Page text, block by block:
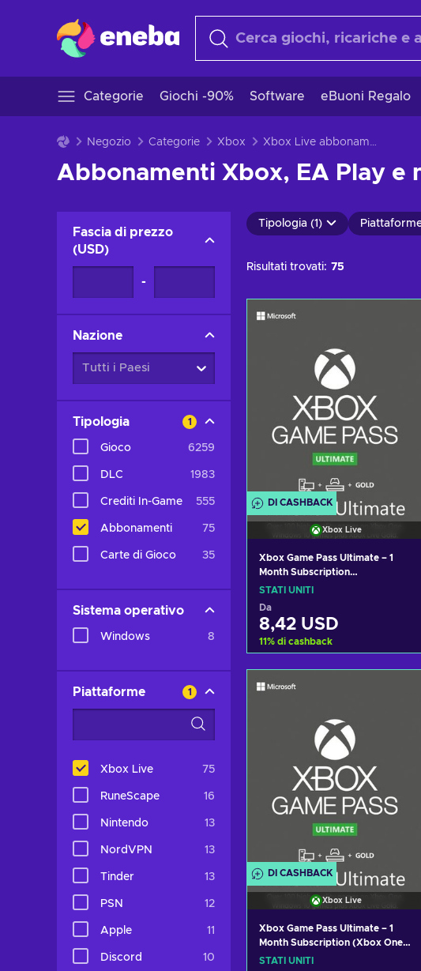
Categorie Giochi -90% Software eBuoni Regalo
Negozio Categorie Xbox Xbox Live abbonamento
Abbonamenti Xbox, EA Play e
Fascia di prezzo
(USD)
-
Nazione
Tutti i Paesi
Tipologia 1
Gioco 6259
DLC 1983
Crediti In-Game 555
Abbonamenti 75
Carte di Gioco 35
Sistema operativo
Windows 8
Piattaforme 1
Xbox Live 75
RuneScape 16
Nintendo 13
NordVPN 13
Tinder 13
PSN 12
Apple 11
Discord 10
Tipologia (1)
Risultati trovati: 75
DI CASHBACK
Xbox Live
Xbox Game Pass Ultimate – 1
Month Subscription
(Xbox/Windows) Non-stackable
STATI UNITI
Da
8,42 USD
11% di cashback
DI CASHBACK
Xbox Live
Xbox Game Pass Ultimate – 1
Month Subscription (Xbox One/
Windows 10) Xbox Live Key
STATI UNITI